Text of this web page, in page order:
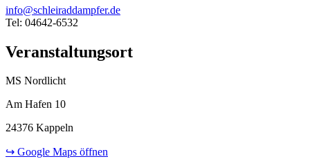
info@schleiraddampfer.de
Tel: 04642-6532
Veranstaltungsort
MS Nordlicht
Am Hafen 10
24376 Kappeln
↪ Google Maps öffnen